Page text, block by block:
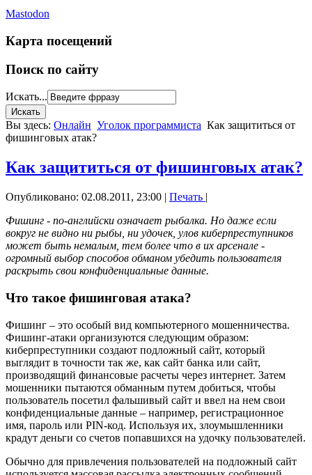
Mastodon
Карта посещений
Поиск по сайту
Искать...
Вы здесь: Онлайн Уголок программиста Как защититься от
фишинговых атак?
Как защититься от фишинговых атак?
Опубликовано: 02.08.2011, 23:00 | Печать |
Фишинг - по-английски означает рыбалка. Но даже если
вокруг не видно ни рыбы, ни удочек, улов киберпреступников
может быть немалым, тем более что в их арсенале -
огромный выбор способов обманом убедить пользователя
раскрыть свои конфиденциальные данные.
Что такое фишинговая атака?
Фишинг – это особый вид компьютерного мошенничества.
Фишинг-атаки организуются следующим образом:
киберпреступники создают подложный сайт, который
выглядит в точности так же, как сайт банка или сайт,
производящий финансовые расчеты через интернет. Затем
мошенники пытаются обманным путем добиться, чтобы
пользователь посетил фальшивый сайт и ввел на нем свои
конфиденциальные данные – например, регистрационное
имя, пароль или PIN-код. Используя их, злоумышленники
крадут деньги со счетов попавшихся на удочку пользователей.
Обычно для привлечения пользователей на подложный сайт